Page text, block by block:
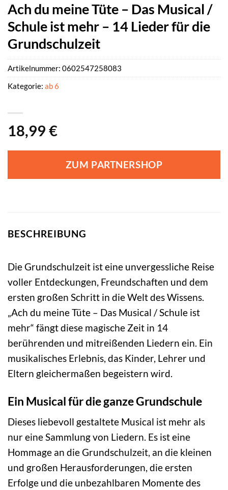
Ach du meine Tüte – Das Musical /
Schule ist mehr – 14 Lieder für die
Grundschulzeit
18,99 €
ZUM PARTNERSHOP
Artikelnummer: 0602547258083
Kategorie: ab 6
BESCHREIBUNG
Die Grundschulzeit ist eine unvergessliche Reise
voller Entdeckungen, Freundschaften und dem
ersten großen Schritt in die Welt des Wissens.
„Ach du meine Tüte – Das Musical / Schule ist
mehr“ fängt diese magische Zeit in 14
berührenden und mitreißenden Liedern ein. Ein
musikalisches Erlebnis, das Kinder, Lehrer und
Eltern gleichermaßen begeistern wird.
Ein Musical für die ganze Grundschule
Dieses liebevoll gestaltete Musical ist mehr als
nur eine Sammlung von Liedern. Es ist eine
Hommage an die Grundschulzeit, an die kleinen
und großen Herausforderungen, die ersten
Erfolge und die unbezahlbaren Momente des